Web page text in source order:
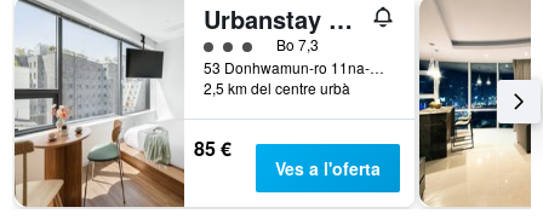
Urbanstay Boutique Ikseon
Categoria 3Bo 7,3
53 Donhwamun-ro 11na-Gil, Jongno-gu, Seül, Corea del Sud
2,5 km del centre urbà
85 €
Ves a l'oferta